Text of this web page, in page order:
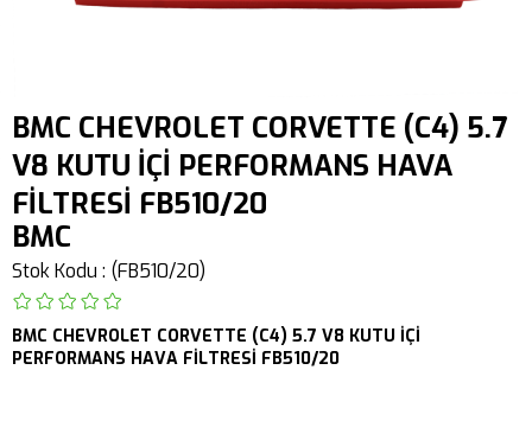
BMC CHEVROLET CORVETTE (C4) 5.7
V8 KUTU İÇİ PERFORMANS HAVA
FİLTRESİ FB510/20
BMC
Stok Kodu (FB510/20)
BMC CHEVROLET CORVETTE (C4) 5.7 V8 KUTU İÇİ
PERFORMANS HAVA FİLTRESİ FB510/20